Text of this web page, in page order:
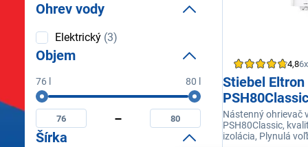
Ohrev vody
Ohrev
vody
Elektrický (3)
Objem
76 l 80 l
Objem
Minimální
objem
Maximální
objem
Šírka
4,86x
Stiebel Eltron
PSH80Classic
Nástenný ohrievač
PSH80Classic,
izolácia, Plynulá